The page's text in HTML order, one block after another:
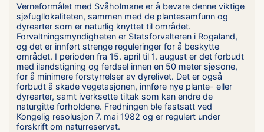
Verneformålet med Svåholmane er å bevare denne viktige
sjøfugllokaliteten, sammen med de plantesamfunn og
dyrearter som er naturlig knyttet til området.
Forvaltningsmyndigheten er Statsforvalteren i Rogaland,
og det er innført strenge reguleringer for å beskytte
området. I perioden fra 15. april til 1. august er det forbudt
med ilandstigning og ferdsel innen en 50 meter sjøsone,
for å minimere forstyrrelser av dyrelivet. Det er også
forbudt å skade vegetasjonen, innføre nye plante- eller
dyrearter, samt iverksette tiltak som kan endre de
naturgitte forholdene. Fredningen ble fastsatt ved
Kongelig resolusjon 7. mai 1982 og er regulert under
forskrift om naturreservat.